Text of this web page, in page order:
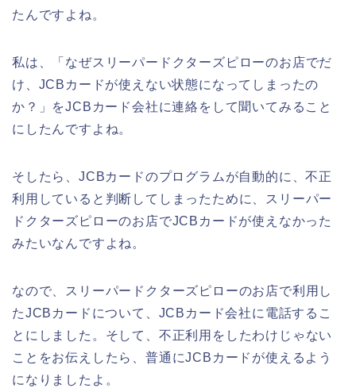
たんですよね。
私は、「なぜスリーパードクターズピローのお店でだ
け、JCBカードが使えない状態になってしまったの
か？」をJCBカード会社に連絡をして聞いてみること
にしたんですよね。
そしたら、JCBカードのプログラムが自動的に、不正
利用していると判断してしまったために、スリーパー
ドクターズピローのお店でJCBカードが使えなかった
みたいなんですよね。
なので、スリーパードクターズピローのお店で利用し
たJCBカードについて、JCBカード会社に電話するこ
とにしました。そして、不正利用をしたわけじゃない
ことをお伝えしたら、普通にJCBカードが使えるよう
になりましたよ。